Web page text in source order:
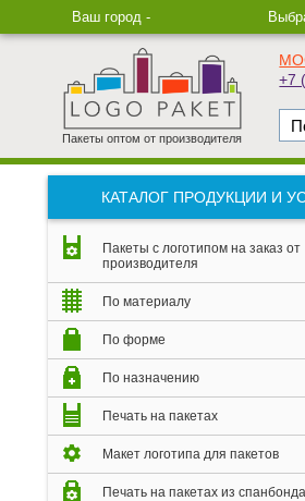
Ваш город -
Пакеты оптом от производителя
+7
КАТАЛОГ ПРОДУКЦИИ И
Пакеты с логотипом на заказ от
производителя
По материалу
По форме
По назначению
Печать на пакетах
Макет логотипа для пакетов
Печать на пакетах из спанбонда